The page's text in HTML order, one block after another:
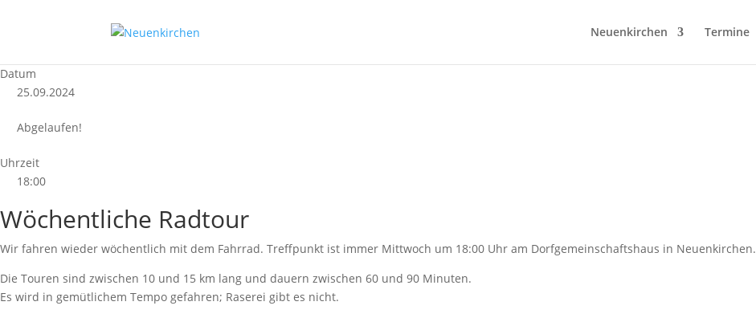
Neuenkirchen Termine
Datum
25.09.2024
Abgelaufen!
Uhrzeit
18:00
Wöchentliche Radtour
Wir fahren wieder wöchentlich mit dem Fahrrad. Treffpunkt ist immer Mittwoch um 18:00 Uhr am Dorfgemeinschaftshaus in Neuenkirchen.
Die Touren sind zwischen 10 und 15 km lang und dauern zwischen 60 und 90 Minuten.
Es wird in gemütlichem Tempo gefahren; Raserei gibt es nicht.